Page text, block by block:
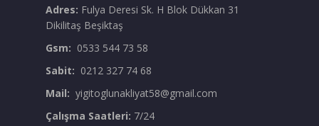
Adres: Fulya Deresi Sk. H Blok Dükkan 31
Dikilitaş Beşiktaş
Gsm: 0533 544 73 58
Sabit: 0212 327 74 68
Mail: yigitoglunakliyat58@gmail.com
Çalışma Saatleri: 7/24